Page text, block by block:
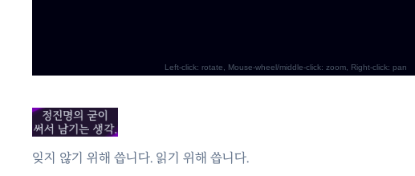
잊지 않기 위해 씁니다. 읽기 위해 씁니다.